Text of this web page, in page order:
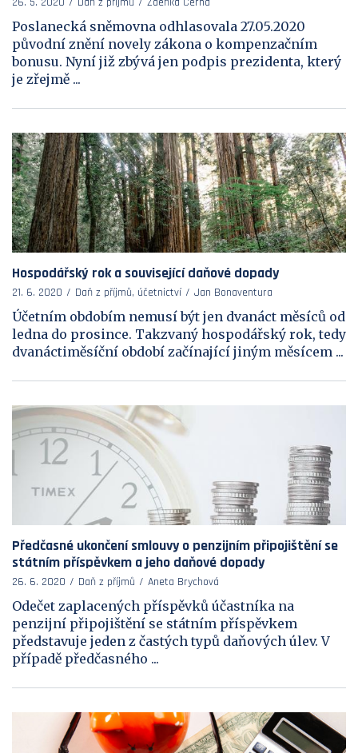
Poslanecká sněmovna odhlasovala 27.05.2020
původní znění novely zákona o kompenzačním
bonusu. Nyní již zbývá jen podpis prezidenta, který
je zřejmě ...
Hospodářský rok a související daňové dopady
21. 6. 2020 Daň z příjmů, účetnictví Jan Bonaventura
Účetním obdobím nemusí být jen dvanáct měsíců od
ledna do prosince. Takzvaný hospodářský rok, tedy
dvanáctiměsíční období začínající jiným měsícem ...
Předčasné ukončení smlouvy o penzijním připojištění se
státním příspěvkem a jeho daňové dopady
26. 6. 2020 Daň z příjmů Aneta Brychová
Odečet zaplacených příspěvků účastníka na
penzijní připojištění se státním příspěvkem
představuje jeden z častých typů daňových úlev. V
případě předčasného ...